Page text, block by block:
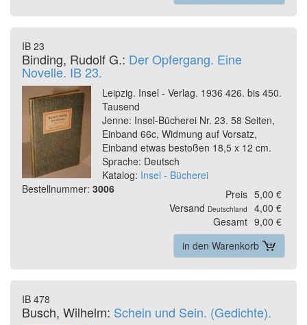
IB 23
Binding, Rudolf G.: Der Opfergang. Eine
Novelle. IB 23.
Leipzig. Insel - Verlag. 1936 426. bis 450.
Tausend
Jenne: Insel-Bücherei Nr. 23. 58 Seiten,
Einband 66c, Widmung auf Vorsatz,
Einband etwas bestoßen 18,5 x 12 cm.
Sprache: Deutsch
Katalog: Insel - Bücherei
Bestellnummer: 3006 Preis 5,00 €
Versand Deutschland
4,00 €
Gesamt 9,00 €
in den Warenkorb
IB 478
Busch, Wilhelm: Schein und Sein. (Gedichte).